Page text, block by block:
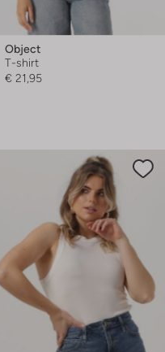
Object
T-shirt
€ 21,95